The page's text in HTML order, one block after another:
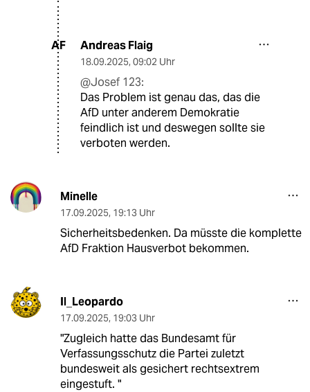
AF Andreas Flaig
18.09.2025, 09:02 Uhr
@Josef 123:
Das Problem ist genau das, das die
AfD unter anderem Demokratie
feindlich ist und deswegen sollte sie
verboten werden.
Minelle
17.09.2025, 19:13 Uhr
Sicherheitsbedenken. Da müsste die komplette
AfD Fraktion Hausverbot bekommen.
Il_Leopardo
17.09.2025, 19:03 Uhr
"Zugleich hatte das Bundesamt für
Verfassungsschutz die Partei zuletzt
bundesweit als gesichert rechtsextrem
eingestuft. "